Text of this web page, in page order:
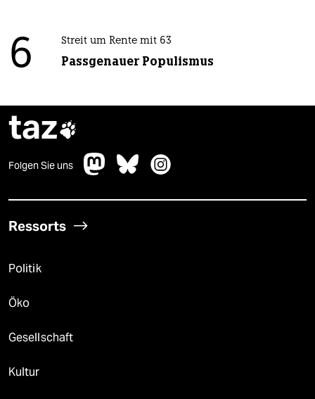
6 Streit um Rente mit 63
Passgenauer Populismus
taz
Folgen Sie uns
Ressorts
Politik
Öko
Gesellschaft
Kultur